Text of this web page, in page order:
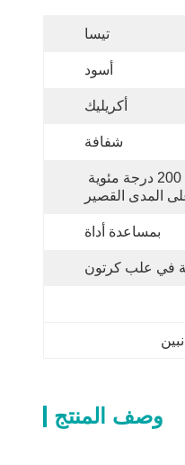
تيسا
أسود
أكريليك
شفافة
المدى القصير
بمساعدة أداة
في علب كرتون
وصف المنتج